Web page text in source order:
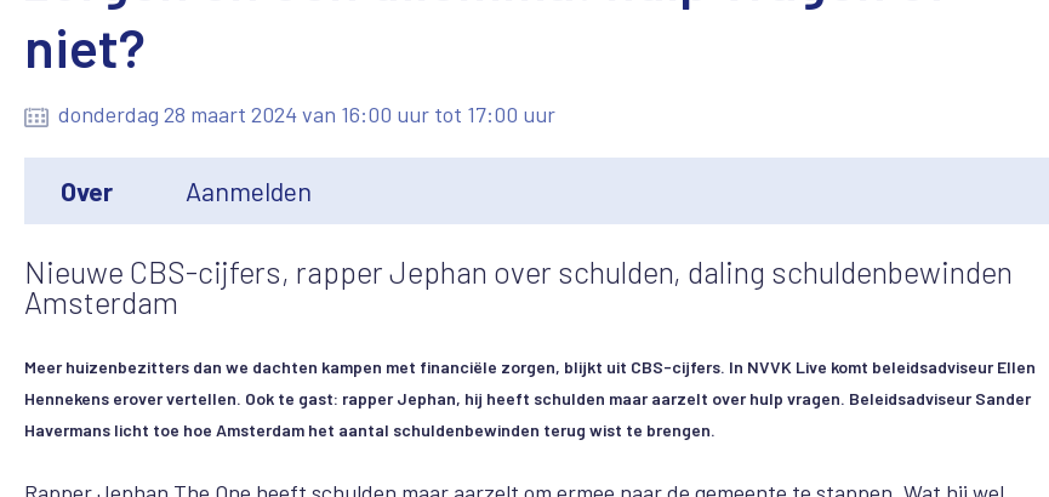
niet?
donderdag 28 maart 2024 van 16:00 uur tot 17:00 uur
Over Aanmelden
Nieuwe CBS-cijfers, rapper Jephan over schulden, daling schuldenbewinden
Amsterdam
Meer huizenbezitters dan we dachten kampen met financiële zorgen, blijkt uit CBS-cijfers. In NVVK Live komt beleidsadviseur Ellen
Hennekens erover vertellen. Ook te gast: rapper Jephan, hij heeft schulden maar aarzelt over hulp vragen. Beleidsadviseur Sander
Havermans licht toe hoe Amsterdam het aantal schuldenbewinden terug wist te brengen.